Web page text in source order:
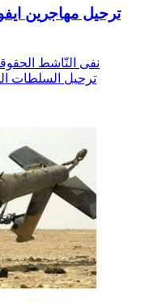
ترحيل مهاجرين
نفى النّاشط
ترحيل السلطات